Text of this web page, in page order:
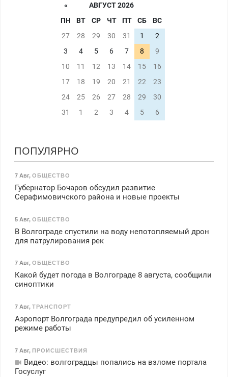
«
АВГУСТ 2026
ПН
ВТ СР ЧТ ПТ СБ
ВС
27
28 29 30 31 1
2
3
4 5 6 7 8
9
10
11 12 13 14 15
16
17
18 19 20 21 22
23
24
25 26 27 28 29
30
31
1 2 3 4 5 6
ПОПУЛЯРНО
7 Авг, ОБЩЕСТВО
Губернатор Бочаров обсудил развитие
Серафимовичского района и новые проекты
5 Авг, ОБЩЕСТВО
В Волгограде спустили на воду непотопляемый дрон
для патрулирования рек
7 Авг, ОБЩЕСТВО
Какой будет погода в Волгограде 8 августа, сообщили
синоптики
7 Авг, ТРАНСПОРТ
Аэропорт Волгограда предупредил об усиленном
режиме работы
7 Авг, ПРОИСШЕСТВИЯ
Видео: волгоградцы попались на взломе портала
Госуслуг